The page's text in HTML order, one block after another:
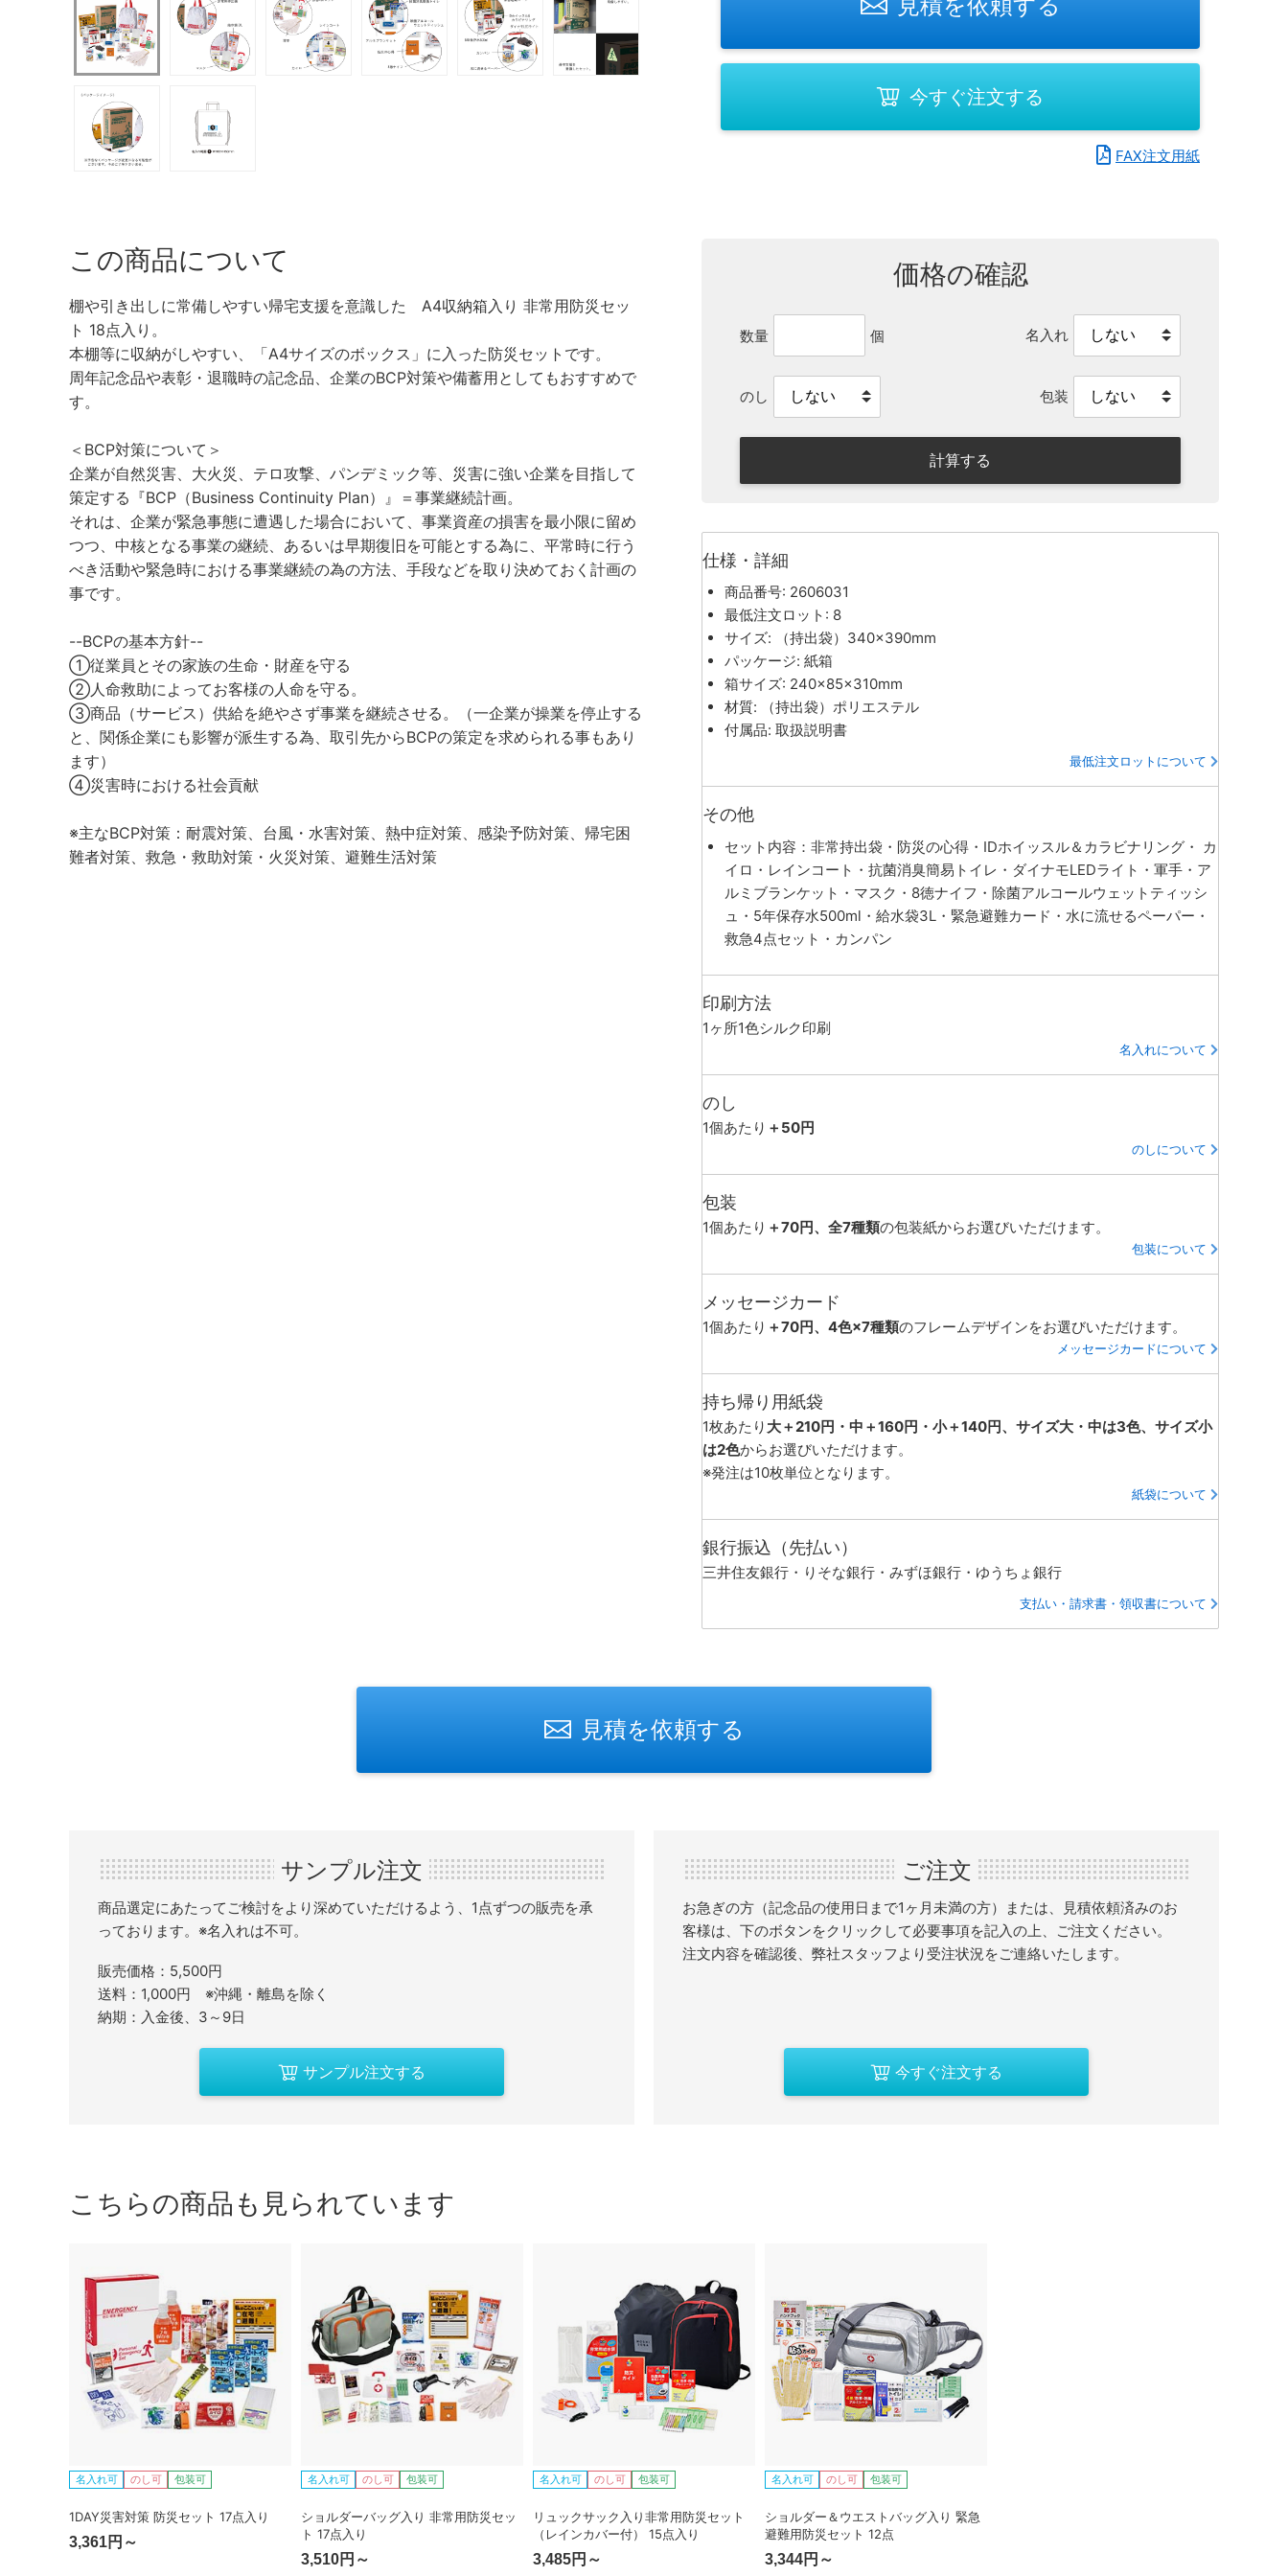
今すぐ注文する
FAX注文用紙
この商品について
棚や引き出しに常備しやすい帰宅支援を意識した A4収納箱入り 非常用防災セッ
ト 18点入り。
本棚等に収納がしやすい、「A4サイズのボックス」に入った防災セットです。
周年記念品や表彰・退職時の記念品、企業のBCP対策や備蓄用としてもおすすめで
す。
＜BCP対策について＞
企業が自然災害、大火災、テロ攻撃、パンデミック等、災害に強い企業を目指して
策定する『BCP（Business Continuity Plan）』＝事業継続計画。
それは、企業が緊急事態に遭遇した場合において、事業資産の損害を最小限に留め
つつ、中核となる事業の継続、あるいは早期復旧を可能とする為に、平常時に行う
べき活動や緊急時における事業継続の為の方法、手段などを取り決めておく計画の
事です。
--BCPの基本方針--
①従業員とその家族の生命・財産を守る
②人命救助によってお客様の人命を守る。
③商品（サービス）供給を絶やさず事業を継続させる。（一企業が操業を停止する
と、関係企業にも影響が派生する為、取引先からBCPの策定を求められる事もあり
ます）
④災害時における社会貢献
※主なBCP対策：耐震対策、台風・水害対策、熱中症対策、感染予防対策、帰宅困
難者対策、救急・救助対策・火災対策、避難生活対策
価格の確認
数量 個 名入れ
のし 包装
計算する
仕様・詳細
商品番号: 2606031
最低注文ロット: 8
サイズ: （持出袋）340×390mm
パッケージ: 紙箱
箱サイズ: 240×85×310mm
材質: （持出袋）ポリエステル
付属品: 取扱説明書
最低注文ロットについて
その他
セット内容：非常持出袋・防災の心得・IDホイッスル＆カラビナリング・ カ
イロ・レインコート・抗菌消臭簡易トイレ・ダイナモLEDライト・軍手・ア
ルミブランケット・マスク・8徳ナイフ・除菌アルコールウェットティッシ
ュ・5年保存水500ml・給水袋3L・緊急避難カード・水に流せるペーパー・
救急4点セット・カンパン
印刷方法
1ヶ所1色シルク印刷
名入れについて
のし
1個あたり ＋50円
のしについて
包装
1個あたり ＋70円、全7種類の包装紙からお選びいただけます。
包装について
メッセージカード
1個あたり ＋70円、4色×7種類のフレームデザインをお選びいただけます。
メッセージカードについて
持ち帰り用紙袋
1枚あたり 大＋210円・中＋160円・小＋140円、サイズ大・中は3色、サイズ小
は2色からお選びいただけます。
※発注は10枚単位となります。
紙袋について
銀行振込（先払い）
三井住友銀行・りそな銀行・みずほ銀行・ゆうちょ銀行
支払い・請求書・領収書について
見積を依頼する
サンプル注文
商品選定にあたってご検討をより深めていただけるよう、1点ずつの販売を承
っております。※名入れは不可。
販売価格：5,500円
送料：1,000円 ※沖縄・離島を除く
納期：入金後、3～9日
サンプル注文する
ご注文
お急ぎの方（記念品の使用日まで1ヶ月未満の方）または、見積依頼済みのお
客様は、下のボタンをクリックして必要事項を記入の上、ご注文ください。
注文内容を確認後、弊社スタッフより受注状況をご連絡いたします。
今すぐ注文する
こちらの商品も見られています
名入れ可 のし可 包装可
1DAY災害対策 防災セット 17点入り
3,361円～
名入れ可 のし可 包装可
ショルダーバッグ入り 非常用防災セッ
ト 17点入り
3,510円～
名入れ可 のし可 包装可
リュックサック入り非常用防災セット
（レインカバー付） 15点入り
3,485円～
名入れ可 のし可 包装可
ショルダー＆ウエストバッグ入り 緊急
避難用防災セット 12点
3,344円～